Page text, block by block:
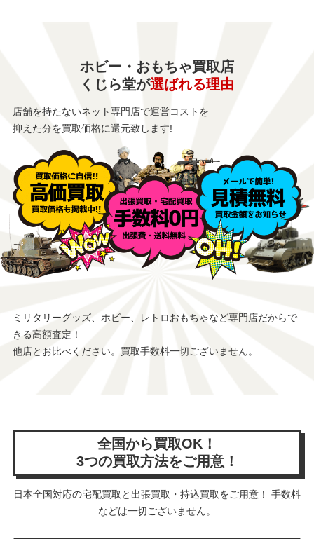
ホビー・おもちゃ買取店
くじら堂が選ばれる理由
店舗を持たないネット専門店で運営コストを
抑えた分を買取価格に還元致します!
ミリタリーグッズ、ホビー、レトロおもちゃなど専門店だからで
きる高額査定！
他店とお比べください。買取手数料一切ございません。
全国から買取OK！
3つの買取方法をご用意！
日本全国対応の宅配買取と出張買取・持込買取をご用意！ 手数料
などは一切ございません。